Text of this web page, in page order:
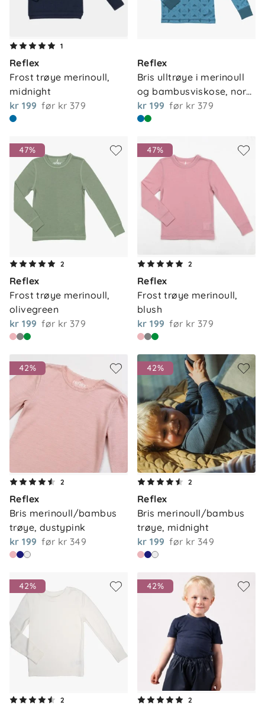
1
Reflex
Frost trøye merinoull,
midnight
kr 199 før kr 379
Reflex
Bris ulltrøye i merinoull
og bambusviskose, nor…
kr 199 før kr 379
47%
2
Reflex
Frost trøye merinoull,
olivegreen
kr 199 før kr 379
47%
2
Reflex
Frost trøye merinoull,
blush
kr 199 før kr 379
42%
2
Reflex
Bris merinoull/bambus
trøye, dustypink
kr 199 før kr 349
42%
2
Reflex
Bris merinoull/bambus
trøye, midnight
kr 199 før kr 349
42%
2
42%
2